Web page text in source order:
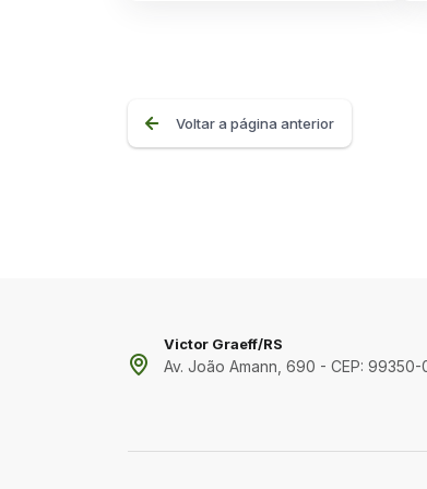
Voltar a página anterior
Victor Graeff/RS
Av. João Amann, 690 - CEP: 99350-